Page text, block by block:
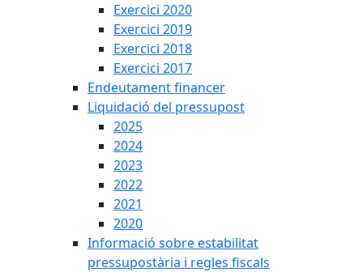
Exercici 2020
Exercici 2019
Exercici 2018
Exercici 2017
Endeutament financer
Liquidació del pressupost
2025
2024
2023
2022
2021
2020
Informació sobre estabilitat
pressupostària i regles fiscals